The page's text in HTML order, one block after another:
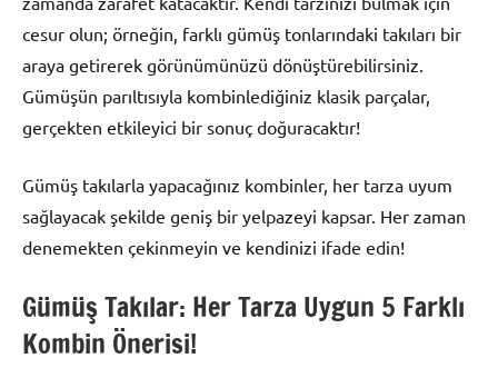
cesur olun; örneğin, farklı gümüş tonlarındaki takıları bir
araya getirerek görünümünüzü dönüştürebilirsiniz.
Gümüşün parıltısıyla kombinlediğiniz klasik parçalar,
gerçekten etkileyici bir sonuç doğuracaktır!
Gümüş takılarla yapacağınız kombinler, her tarza uyum
sağlayacak şekilde geniş bir yelpazeyi kapsar. Her zaman
denemekten çekinmeyin ve kendinizi ifade edin!
Gümüş Takılar: Her Tarza Uygun 5 Farklı
Kombin Önerisi!